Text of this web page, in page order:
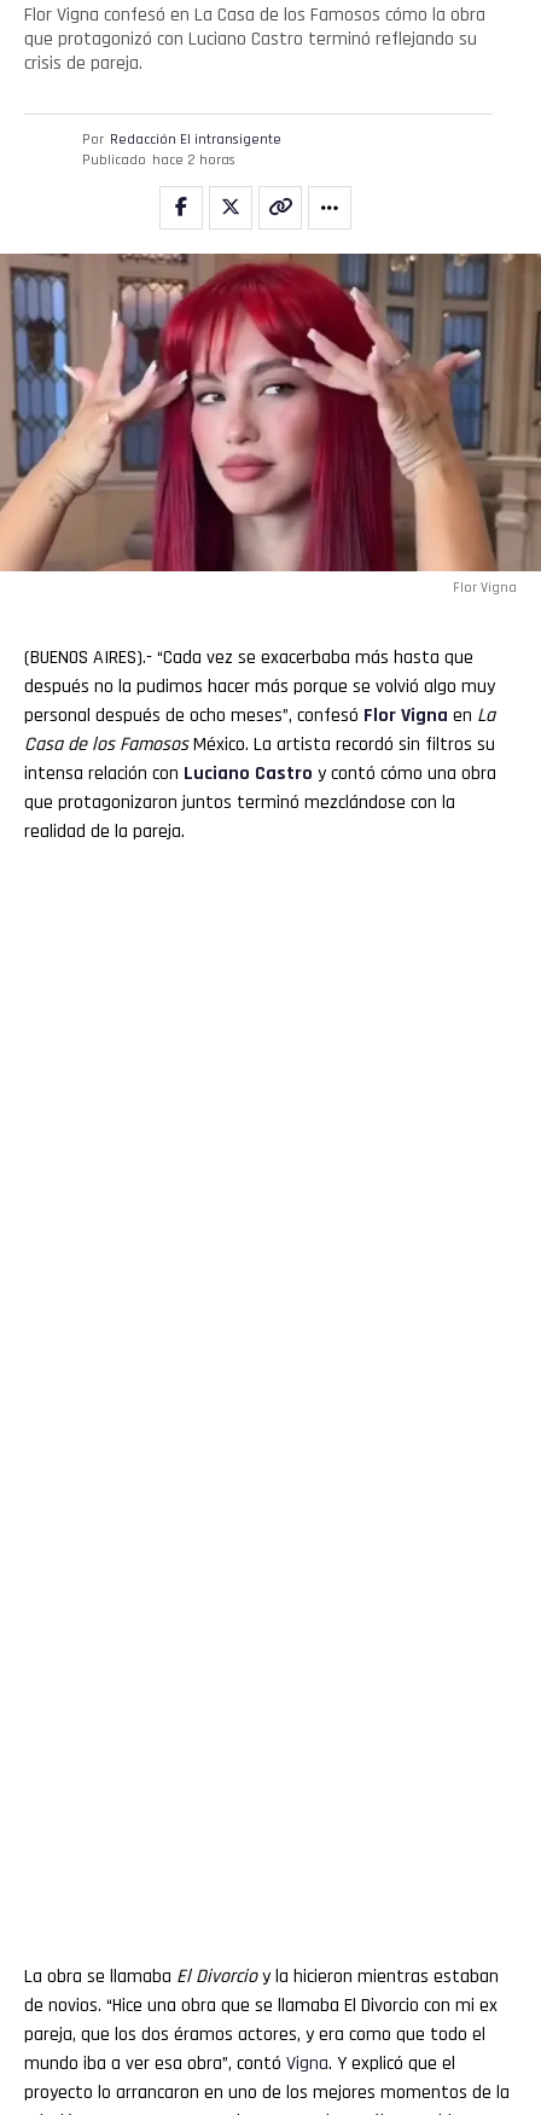
Flor Vigna confesó en La Casa de los Famosos cómo la obra
que protagonizó con Luciano Castro terminó reflejando su
crisis de pareja.
Por Redacción El intransigente
Publicado hace 2 horas
Flor Vigna
(BUENOS AIRES).- “Cada vez se exacerbaba más hasta que
después no la pudimos hacer más porque se volvió algo muy
personal después de ocho meses”, confesó Flor Vigna en La
Casa de los FamososMéxico. La artista recordó sin filtros su
intensa relación con Luciano Castro y contó cómo una obra
que protagonizaron juntos terminó mezclándose con la
realidad de la pareja.
La obra se llamaba El Divorcioy la hicieron mientras estaban
de novios. “Hice una obra que se llamaba El Divorcio con mi ex
pareja, que los dos éramos actores, y era como que todo el
mundo iba a ver esa obra”, contó Vigna. Y explicó que el
proyecto lo arrancaron en uno de los mejores momentos de la